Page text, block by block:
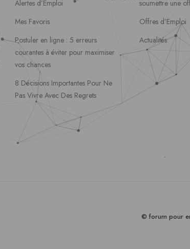
Alertes d’Emploi
Mes Favoris
Postuler en ligne : 5 erreurs
courantes à éviter pour maximiser
vos chances
8 Décisions Importantes Pour Ne
Pas Vivre Avec Des Regrets
soumettre une
Offres d’Emploi
Actualités
© forum pour